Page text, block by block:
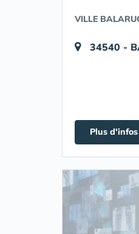
VILLE
34540 -
Plus d'infos